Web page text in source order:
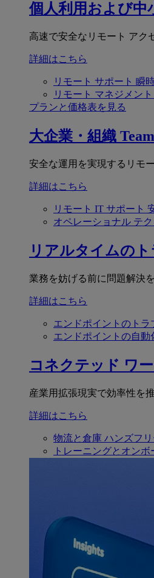
個人利用および中
高速で安全なリモート アク
詳細はこちら
リモート サポート 瞬
リモート マネジメント
プランと価格表を見る
大企業・組織
安全な運用を実現するリモー
詳細はこちら
リモート IT サポート
オペレーショナル テ
リアルタイムの
業務を妨げる前に問題解決を
詳細はこちら
エンドポイントのト
エンドポイントの自動
コネクテッド ワ
産業用拡張現実で効率性を推
詳細はこちら
物流と倉庫 ハンズフ
トレーニングとオン